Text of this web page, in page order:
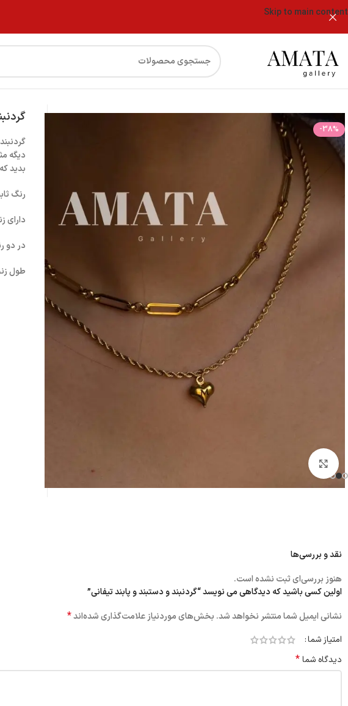
Skip to main content
-38%
دیگه
بدید که مبلغ
رنگ
دارای
در دو
طول زنجیر ۴۰-۴۵سانت بهمراه
نقد و بررسی‌ها
هنوز بررسی‌ای ثبت نشده است.
اولین کسی باشید که دیدگاهی می نویسد “گردنبند و دستبند و پابند تیفانی”
نشانی ایمیل شما منتشر نخواهد شد. بخش‌های موردنیاز علامت‌گذاری شده‌اند*
امتیاز شما
دیدگاه شما*